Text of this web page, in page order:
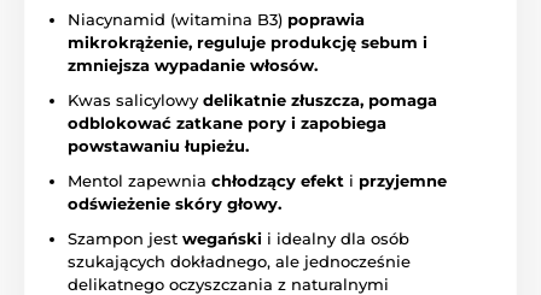
Niacynamid (witamina B3) poprawia
mikrokrążenie, reguluje produkcję sebum i
zmniejsza wypadanie włosów.
Kwas salicylowy delikatnie złuszcza, pomaga
odblokować zatkane pory i zapobiega
powstawaniu łupieżu.
Mentol zapewnia chłodzący efekt i przyjemne
odświeżenie skóry głowy.
Szampon jest wegański i idealny dla osób
szukających dokładnego, ale jednocześnie
delikatnego oczyszczania z naturalnymi